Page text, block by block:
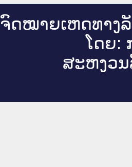
ຈົດ​ໝາຍ​ເຫດ​ທາງ​
ໂດຍ:
ສະ​ຫງວນ​